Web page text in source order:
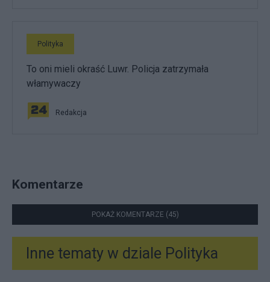
Polityka
To oni mieli okraść Luwr. Policja zatrzymała
włamywaczy
Redakcja
Komentarze
POKAŻ KOMENTARZE (45)
Inne tematy w dziale Polityka